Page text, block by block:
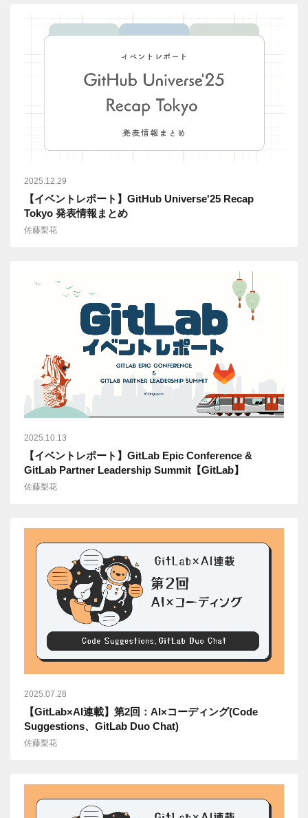
2025.12.29
【イベントレポート】GitHub Universe'25 Recap
Tokyo 発表情報まとめ
佐藤梨花
2025.10.13
【イベントレポート】GitLab Epic Conference &
GitLab Partner Leadership Summit【GitLab】
佐藤梨花
2025.07.28
【GitLab×AI連載】第2回：AI×コーディング(Code
Suggestions、GitLab Duo Chat)
佐藤梨花